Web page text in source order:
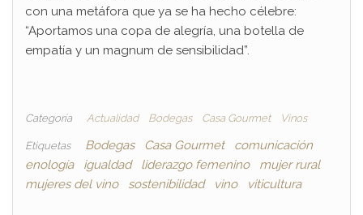
con una metáfora que ya se ha hecho célebre:
“Aportamos una copa de alegría, una botella de
empatía y un magnum de sensibilidad”.
Categoría Actualidad Bodegas Casa Gourmet Vinos
Etiquetas Bodegas Casa Gourmet
comunicación
enología
igualdad liderazgo femenino
mujer rural
mujeres del vino
sostenibilidad vino viticultura